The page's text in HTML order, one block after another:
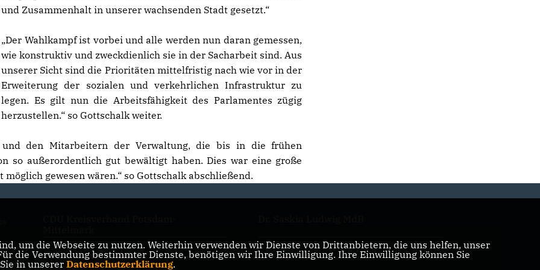
und Zusammenhalt in unserer wachsenden Stadt gesetzt.“
Der Wahlkampf ist vorbei und alle werden nun daran gemessen,
wie konstruktiv und zweckdienlich sie in der Sacharbeit sind. Aus
unserer Sicht sind die Prioritäten mittelfristig nach wie vor in der
Erweiterung der sozialen und verkehrlichen Infrastruktur zu
legen. Es gilt nun die Arbeitsfähigkeit des Parlamentes zügig
herzustellen.“ so Gottschalk weiter.
den Mitarbeitern der Verwaltung, die bis in die frühen
so außerordentlich gut bewältigt haben. Dies war eine große
gewesen wären.“ so Gottschalk abschließend.
CDU Landesverband
Brandenburg
Christian Große
um die Webseite zu nutzen. Weiterhin verwenden wir Dienste von Drittanbietern, die uns helfen, unser
die Verwendung bestimmter Dienste, benötigen wir Ihre Einwilligung. Ihre Einwilligung können Sie
in unserer Datenschutzerklärung.